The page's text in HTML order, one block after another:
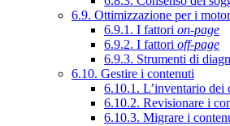
6.9. Ottimizzazione per i
6.9.1. I fattori on-page
6.9.2. I fattori off-page
6.9.3. Strumenti di
6.10. Gestire i contenuti
6.10.1. L’inventario dei
6.10.2. Revisionare i
6.10.3. Migrare i